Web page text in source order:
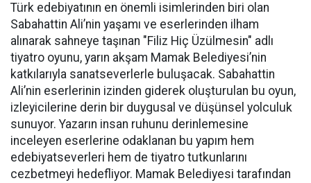
Türk edebiyatının en önemli isimlerinden biri olan
Sabahattin Ali’nin yaşamı ve eserlerinden ilham
alınarak sahneye taşınan "Filiz Hiç Üzülmesin" adlı
tiyatro oyunu, yarın akşam Mamak Belediyesi’nin
katkılarıyla sanatseverlerle buluşacak. Sabahattin
Ali’nin eserlerinin izinden giderek oluşturulan bu oyun,
izleyicilerine derin bir duygusal ve düşünsel yolculuk
sunuyor. Yazarın insan ruhunu derinlemesine
inceleyen eserlerine odaklanan bu yapım hem
edebiyatseverleri hem de tiyatro tutkunlarını
cezbetmeyi hedefliyor. Mamak Belediyesi tarafından